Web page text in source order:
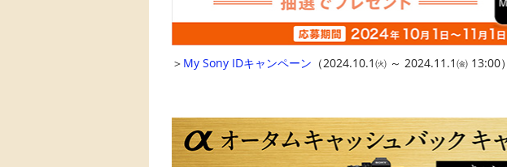
＞ My Sony IDキャンペーン （2024.10.1㈫ ～ 2024.11.1㈮ 13:00）